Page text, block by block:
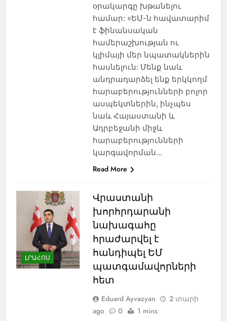
օրակարգը խթանելու
համար: «ԵՄ-ն հավատարիմ
է ֆինանսական
համերաշխության ու
կլիմայի մեր նպատակներին
հասնելուն: Մենք նաև
անդրադարձել ենք երկկողմ
հարաբերությունների բոլոր
ասպեկտներին, ինչպես
նաև Հայաստանի և
Ադրբեջանի միջև
հարաբերությունների
կարգավորման…
Read More
ԼՐԱՀՈՍ
Վրաստանի
խորհրդարանի
նախագահը
հրաժարվել է
հանդիպել ԵՄ
պատգամավորների
հետ
Eduard Ayvazyan
2 տարի
ago
0 1 mins